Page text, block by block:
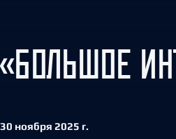
«БОЛЬШОЕ
30 ноября 2025 г.